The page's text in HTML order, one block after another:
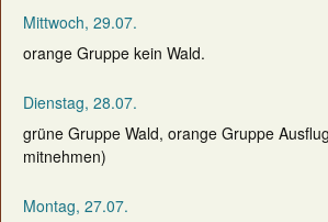
Mittwoch, 29.07.
orange Gruppe kein Wald.
Dienstag, 28.07.
grüne Gruppe Wald, orange Gruppe
mitnehmen)
Montag, 27.07.